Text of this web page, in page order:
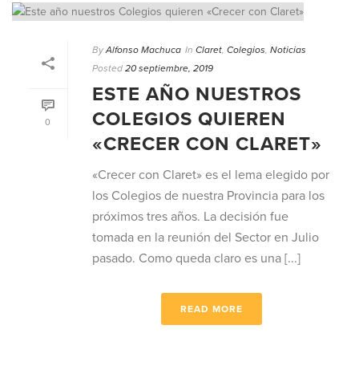
0
By Alfonso Machuca In Claret Colegios Noticias
Posted 20 septiembre, 2019
ESTE AÑO NUESTROS
COLEGIOS QUIEREN
«CRECER CON CLARET»
«Crecer con Claret» es el lema elegido por
los Colegios de nuestra Provincia para los
próximos tres años. La decisión fue
tomada en la reunión del Sector en Julio
pasado. Como queda claro es una [...]
READ MORE